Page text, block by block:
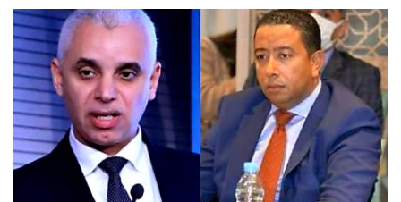
رياضة
حوادث
دولية
المرأة
فنية